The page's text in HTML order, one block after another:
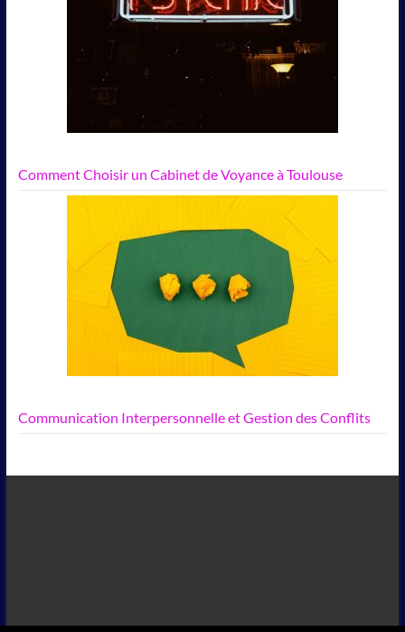
Comment Choisir un Cabinet de Voyance à Toulouse
Communication Interpersonnelle et Gestion des Conflits